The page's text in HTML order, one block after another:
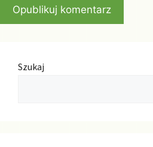
Szukaj